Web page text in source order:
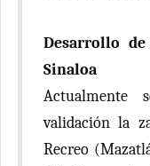
Desarrollo
Sinaloa
Actualmente
validación la
Recreo